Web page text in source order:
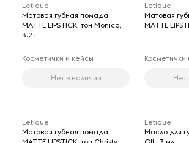
Letique
Матовая губная помада
MATTE LIPSTICK, тон Monica,
3.2 г
Косметички и кейсы
Нет в наличии
Letique
Матовая
MATTE
Косметички
Нет
Letique
Матовая губная помада
Letique
Масло для